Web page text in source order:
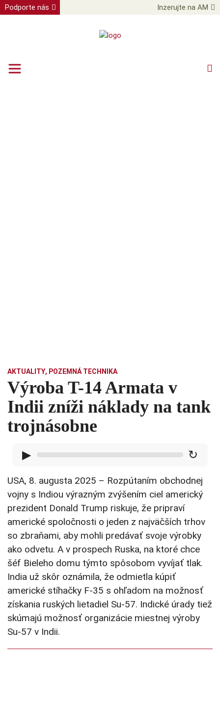
Podporte nás Inzerujte na AM
AKTUALITY, POZEMNÁ TECHNIKA
Výroba T-14 Armata v
Indii zníži náklady na tank
trojnásobne
▶ ↻
USA, 8. augusta 2025 – Rozpútaním obchodnej
vojny s Indiou výrazným zvýšením ciel americký
prezident Donald Trump riskuje, že pripraví
americké spoločnosti o jeden z najväčších trhov
so zbraňami, aby mohli predávať svoje výrobky
ako odvetu. A v prospech Ruska, na ktoré chce
šéf Bieleho domu týmto spôsobom vyvíjať tlak.
India už skôr oznámila, že odmietla kúpiť
americké stíhačky F-35 s ohľadom na možnosť
získania ruských lietadiel Su-57. Indické úrady tiež
skúmajú možnosť organizácie miestnej výroby
Su-57 v Indii.